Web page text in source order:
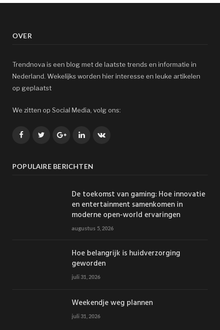
OVER
Trendnova is een blog met de laatste trends en informatie in
Nederland. Wekelijks worden hier interesse en leuke artikelen
op geplaatst
We zitten op Social Media, volg ons:
FacebookTwitterGoogle+LinkedInVK
POPULAIRE BERICHTEN
De toekomst van gaming: Hoe innovatie
en entertainment samenkomen in
moderne open-world ervaringen
augustus 5, 2026
Hoe belangrijk is huidverzorging
geworden
juli 31, 2026
Weekendje weg plannen
juli 31, 2026